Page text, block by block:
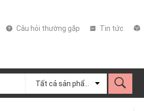
Câu hỏi thường gặp Tin tức